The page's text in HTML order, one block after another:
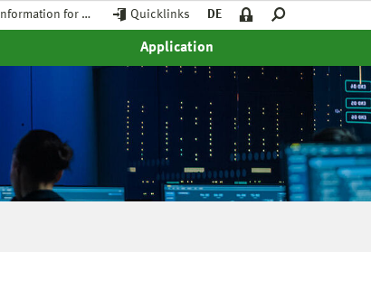
Information for … Quicklinks DE
Application